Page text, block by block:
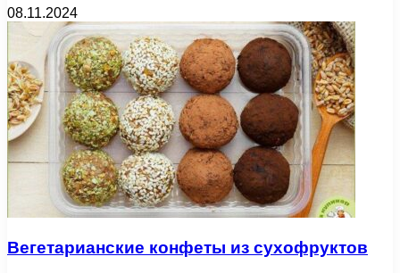
08.11.2024
Вегетарианские конфеты из сухофруктов